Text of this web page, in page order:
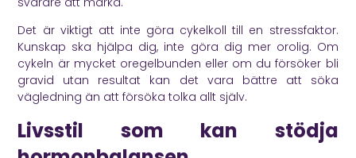
Det är viktigt att inte göra cykelkoll till en stressfaktor.
Kunskap ska hjälpa dig, inte göra dig mer orolig. Om
cykeln är mycket oregelbunden eller om du försöker bli
gravid utan resultat kan det vara bättre att söka
vägledning än att försöka tolka allt själv.
Livsstil som kan stödja